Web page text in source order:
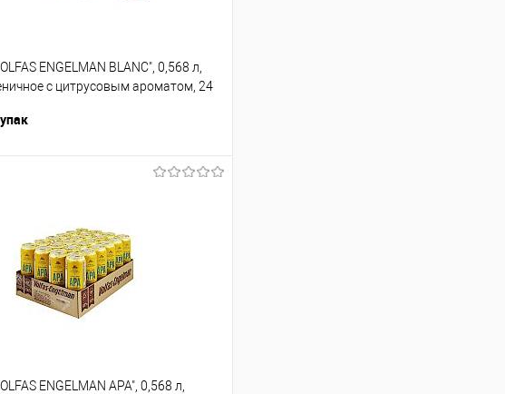
ENGELMAN BLANC", 0,568 л,
с цитрусовым ароматом, 24
В наличии
ENGELMAN APA", 0,568 л,